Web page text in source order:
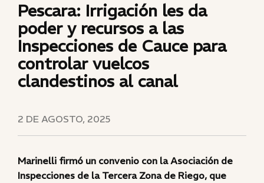
Pescara: Irrigación les da
poder y recursos a las
Inspecciones de Cauce para
controlar vuelcos
clandestinos al canal
2 DE AGOSTO, 2025
Marinelli firmó un convenio con la Asociación de
Inspecciones de la Tercera Zona de Riego, que